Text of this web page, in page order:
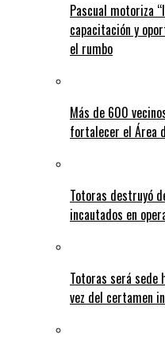
Pascual motoriza
capacitación y
el rumbo
Más de 600
fortalecer el Área
Totoras destruyó
incautados en
Totoras será
vez del certamen